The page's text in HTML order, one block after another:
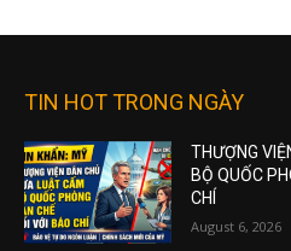
TIN HOT TRONG NGÀY
THƯỢNG
BỘ QUỐC
CHÍ
August 6, 2026